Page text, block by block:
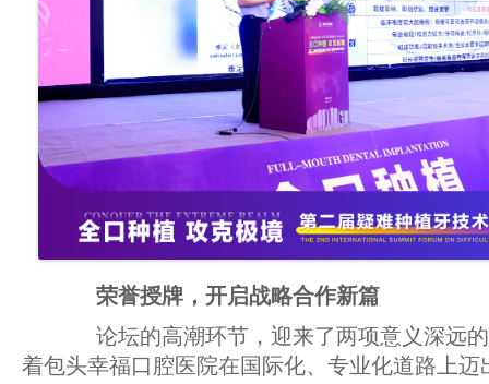
荣誉授牌，开启战略合作新篇
论坛的高潮环节，迎来了两项意义深远的
着包头幸福口腔医院在国际化、专业化道路上迈